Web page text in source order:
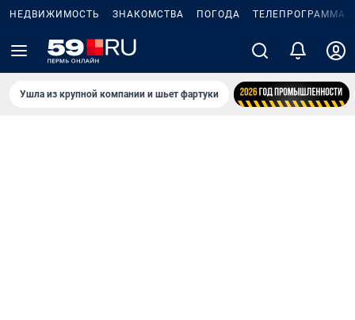
НЕДВИЖИМОСТЬ ЗНАКОМСТВА ПОГОДА ТЕЛЕПРОГРАММА
Ушла из крупной компании и шьет фартуки